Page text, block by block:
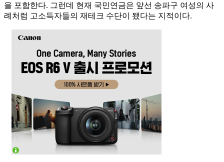
을 포함한다. 그런데 현재 국민연금은 앞선 송파구 여성의 사
례처럼 고소득자들의 재테크 수단이 됐다는 지적이다.